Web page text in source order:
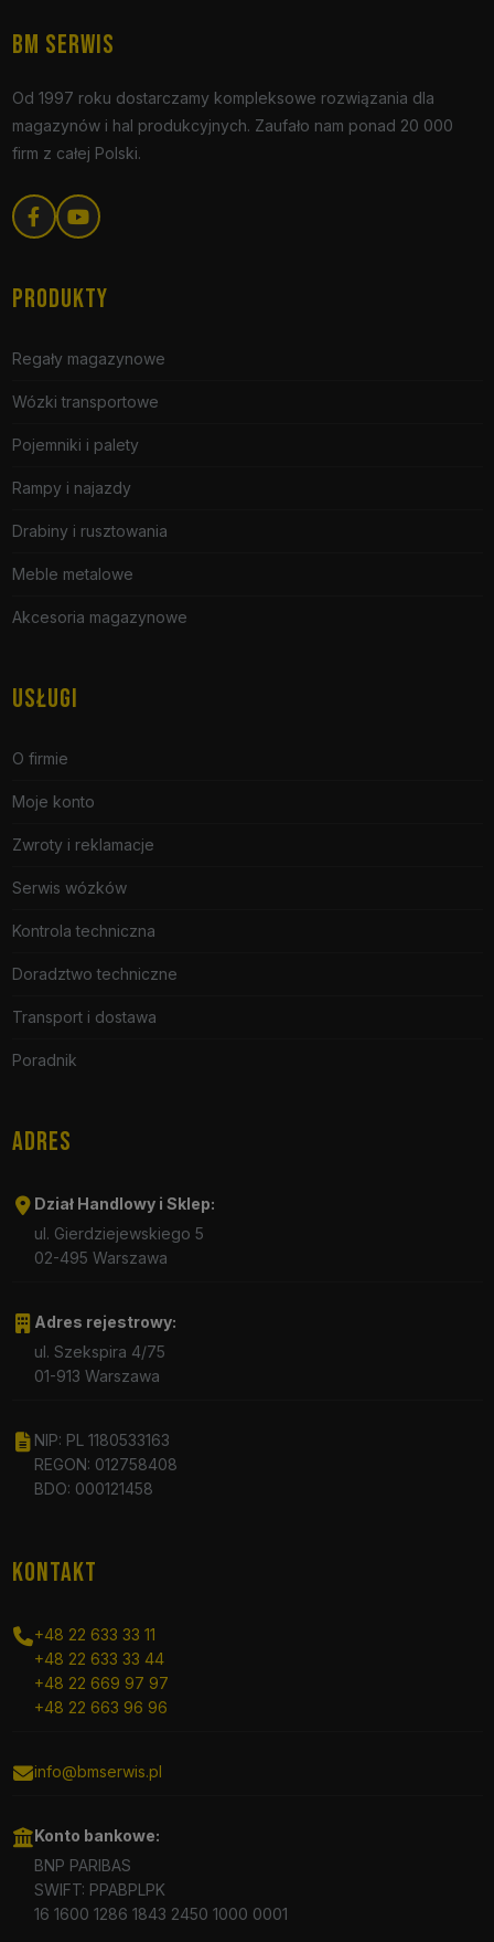
BM SERWIS
Od 1997 roku dostarczamy kompleksowe rozwiązania dla
magazynów i hal produkcyjnych. Zaufało nam ponad 20 000
firm z całej Polski.
PRODUKTY
Regały magazynowe
Wózki transportowe
Pojemniki i palety
Rampy i najazdy
Drabiny i rusztowania
Meble metalowe
Akcesoria magazynowe
USŁUGI
O firmie
Moje konto
Zwroty i reklamacje
Serwis wózków
Kontrola techniczna
Doradztwo techniczne
Transport i dostawa
Poradnik
ADRES
Dział Handlowy i Sklep:
ul. Gierdziejewskiego 5
02-495 Warszawa
Adres rejestrowy:
ul. Szekspira 4/75
01-913 Warszawa
NIP: PL 1180533163
REGON: 012758408
BDO: 000121458
KONTAKT
+48 22 633 33 11
+48 22 633 33 44
+48 22 669 97 97
+48 22 663 96 96
info@bmserwis.pl
Konto bankowe:
BNP PARIBAS
SWIFT: PPABPLPK
16 1600 1286 1843 2450 1000 0001